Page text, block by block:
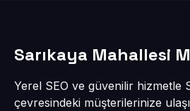
Sarıkaya Mahallesi
Yerel SEO ve güvenilir hizmetle
çevresindeki müşterilerinize